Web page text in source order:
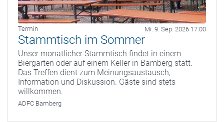
Termin Mi. 9. Sep. 2026 17:00
Stammtisch im Sommer
Unser monatlicher Stammtisch findet in einem
Biergarten oder auf einem Keller in Bamberg statt.
Das Treffen dient zum Meinungsaustausch,
Information und Diskussion. Gäste sind stets
willkommen.
ADFC Bamberg